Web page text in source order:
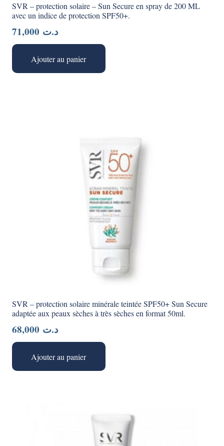
SVR – protection solaire – Sun Secure en spray de 200 ML
avec un indice de protection SPF50+.
د.ت
Ajouter au panier
SVR – protection solaire minérale teintée SPF50+ Sun Secure
adaptée aux peaux sèches à très sèches en format 50ml.
د.ت
Ajouter au panier